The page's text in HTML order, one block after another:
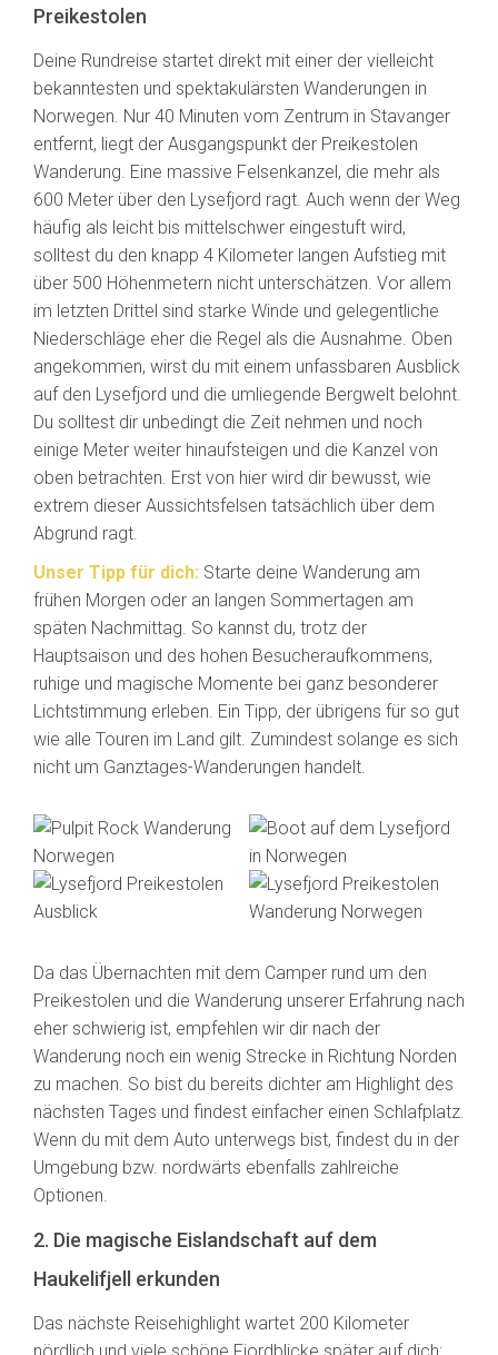
Preikestolen
Deine Rundreise startet direkt mit einer der vielleicht
bekanntesten und spektakulärsten Wanderungen in
Norwegen. Nur 40 Minuten vom Zentrum in Stavanger
entfernt, liegt der Ausgangspunkt der Preikestolen
Wanderung. Eine massive Felsenkanzel, die mehr als
600 Meter über den Lysefjord ragt. Auch wenn der Weg
häufig als leicht bis mittelschwer eingestuft wird,
solltest du den knapp 4 Kilometer langen Aufstieg mit
über 500 Höhenmetern nicht unterschätzen. Vor allem
im letzten Drittel sind starke Winde und gelegentliche
Niederschläge eher die Regel als die Ausnahme. Oben
angekommen, wirst du mit einem unfassbaren Ausblick
auf den Lysefjord und die umliegende Bergwelt belohnt.
Du solltest dir unbedingt die Zeit nehmen und noch
einige Meter weiter hinaufsteigen und die Kanzel von
oben betrachten. Erst von hier wird dir bewusst, wie
extrem dieser Aussichtsfelsen tatsächlich über dem
Abgrund ragt.
Unser Tipp für dich: Starte deine Wanderung am
frühen Morgen oder an langen Sommertagen am
späten Nachmittag. So kannst du, trotz der
Hauptsaison und des hohen Besucheraufkommens,
ruhige und magische Momente bei ganz besonderer
Lichtstimmung erleben. Ein Tipp, der übrigens für so gut
wie alle Touren im Land gilt. Zumindest solange es sich
nicht um Ganztages-Wanderungen handelt.
Da das Übernachten mit dem Camper rund um den
Preikestolen und die Wanderung unserer Erfahrung nach
eher schwierig ist, empfehlen wir dir nach der
Wanderung noch ein wenig Strecke in Richtung Norden
zu machen. So bist du bereits dichter am Highlight des
nächsten Tages und findest einfacher einen Schlafplatz.
Wenn du mit dem Auto unterwegs bist, findest du in der
Umgebung bzw. nordwärts ebenfalls zahlreiche
Optionen.
2. Die magische Eislandschaft auf dem
Haukelifjell erkunden
Das nächste Reisehighlight wartet 200 Kilometer